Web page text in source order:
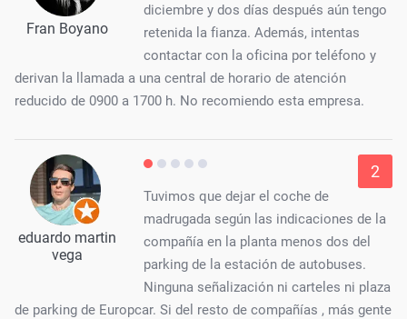
Fran Boyano
diciembre y dos días después aún tengo
retenida la fianza. Además, intentas
contactar con la oficina por teléfono y
derivan la llamada a una central de horario de atención
reducido de 0900 a 1700 h. No recomiendo esta empresa.
eduardo martin
vega
2
Tuvimos que dejar el coche de
madrugada según las indicaciones de la
compañía en la planta menos dos del
parking de la estación de autobuses.
Ninguna señalización ni carteles ni plaza
de parking de Europcar. Si del resto de compañías , más gente